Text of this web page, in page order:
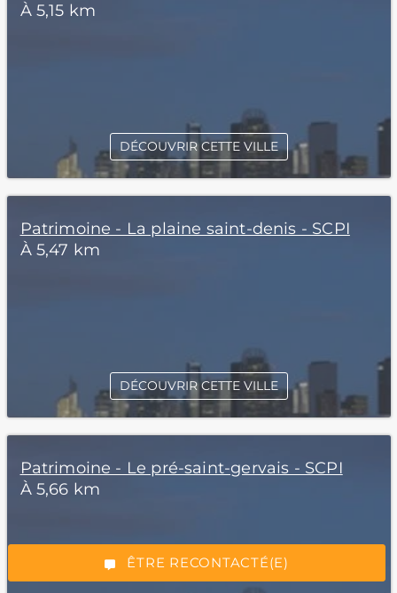
*Champs obligatoires
“Excellent”, 165 avis
ÊTRE RECONTACTÉ(E)
À 5,15 km
DÉCOUVRIR CETTE VILLE
Patrimoine - La plaine saint-denis - SCPI
À 5,47 km
DÉCOUVRIR CETTE VILLE
Patrimoine - Le pré-saint-gervais - SCPI
À 5,66 km